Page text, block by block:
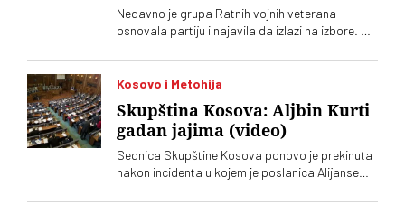
Nedavno je grupa Ratnih vojnih veterana
osnovala partiju i najavila da izlazi na izbore. Oni
se od njih
Kosovo i Metohija
Skupština Kosova: Aljbin Kurti
gađan jajima (video)
Sednica Skupštine Kosova ponovo je prekinuta
nakon incidenta u kojem je poslanica Alijanse